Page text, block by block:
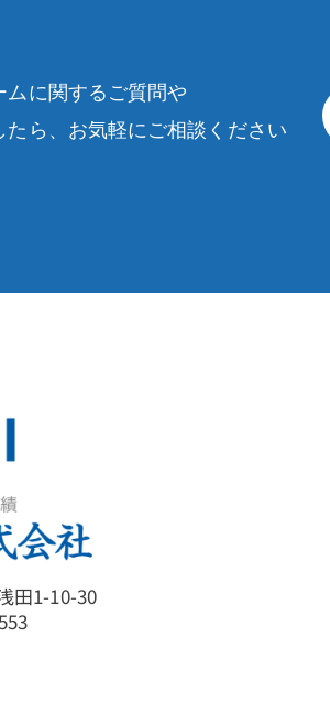
に関するご質問や
ら、お気軽にご相談ください
田1-10-30